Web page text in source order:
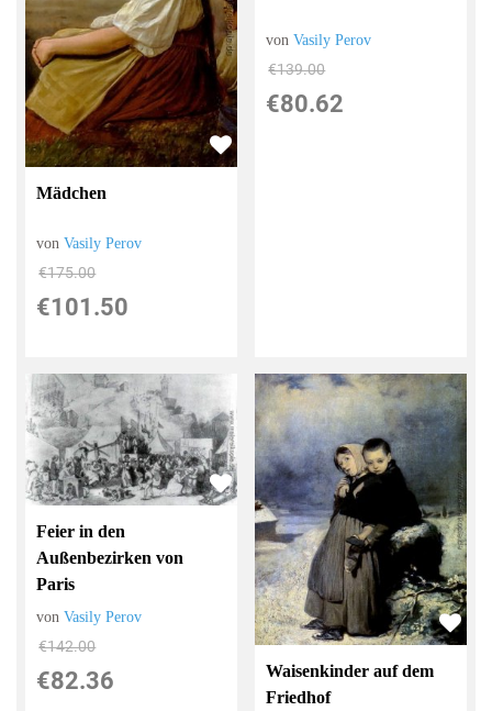
Mädchen
vonVasily Perov
€175.00
€101.50
vonVasily Perov
€139.00
€80.62
Feier in den
Außenbezirken von
Paris
vonVasily Perov
€142.00
€82.36
Waisenkinder auf dem
Friedhof